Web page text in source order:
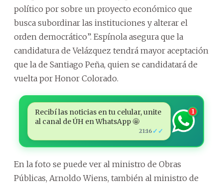
político por sobre un proyecto económico que
busca subordinar las instituciones y alterar el
orden democrático”. Espínola asegura que la
candidatura de Velázquez tendrá mayor aceptación
que la de Santiago Peña, quien se candidatará de
vuelta por Honor Colorado.
Recibí las noticias en tu celular, unite
al canal de ÚH en WhatsApp 🤩
21:16 ✓✓
1
En la foto se puede ver al ministro de Obras
Públicas, Arnoldo Wiens, también al ministro de